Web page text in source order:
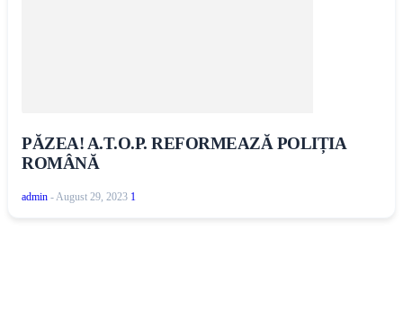
PĂZEA! A.T.O.P. REFORMEAZĂ POLIȚIA
ROMÂNĂ
admin - August 29, 2023 1